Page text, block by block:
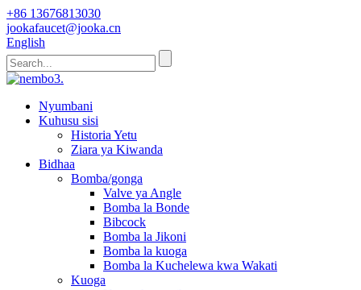
+86 13676813030
jookafaucet@jooka.cn
English
Nyumbani
Kuhusu sisi
Historia Yetu
Ziara ya Kiwanda
Bidhaa
Bomba/gonga
Valve ya Angle
Bomba la Bonde
Bibcock
Bomba la Jikoni
Bomba la kuoga
Bomba la Kuchelewa kwa Wakati
Kuoga